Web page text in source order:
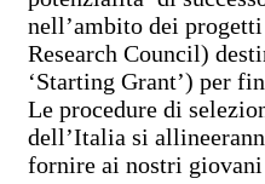
nell’ambito dei
Research Council)
‘Starting Grant’) per
Le procedure di
dell’Italia si
fornire ai nostri giovani